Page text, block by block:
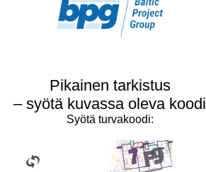
Pikainen tarkistus
– syötä kuvassa oleva koodi
Syötä turvakoodi: